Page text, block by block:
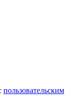
пользовательским